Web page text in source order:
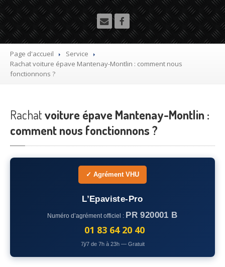
Utilitaire
Démolisseuragrée VHU gratuit
Mettre à la casse sa voiture
Dépollution
Destructionde voiture agréé
EpavisteGratuit
77– Seine-et-Marne
92– Hauts-de-Seine
Page d'accueil
Service
Rachatvoiture épave Mantenay-Montlin : comment nous
fonctionnons ?
Rachatvoiture épave Mantenay-Montlin :
comment nous fonctionnons ?
✓ Agrément VHU
L’Epaviste-Pro
Numéro d’agrément officiel : PR 920001 B
01 83 64 20 40
7j/7 de 7h à 23h — Gratuit